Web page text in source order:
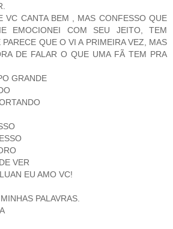
VC CANTA BEM , MAS CONFESSO QUE
EMOCIONEI COM SEU JEITO, TEM
PARECE QUE O VI A PRIMEIRA VEZ, MAS
DE FALAR O QUE UMA FÃ TEM PRA
GRANDE
VER
EU AMO VC!
PALAVRAS.